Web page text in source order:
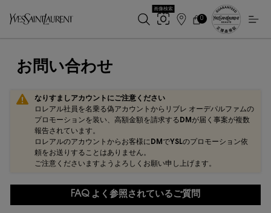
画像検索
店
カ
0
0 カート内の製品
お問い合わせ
なりすましアカウントにご注意ください
ロレアル社員を名乗る偽アカウントからリブレ オーデパルファムの
プロモーションを装い、高額金額を請求するDMが届く事案が複数
報告されています。
ロレアルのアカウントからお客様にDMでYSLのプロモーション依
頼をお送りすることはありません。
ご注意くださいますようよろしくお願い申し上げます。
FAQ よく参照されているご質問